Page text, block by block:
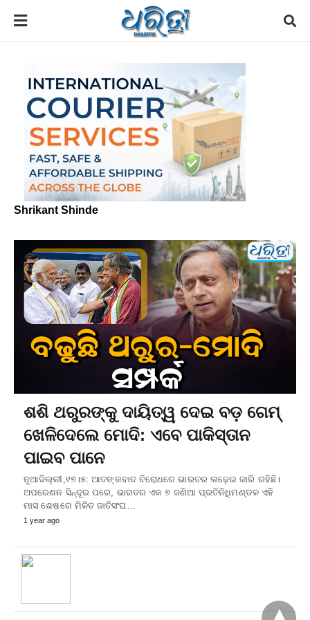
Shrikant Shinde
ଶଶି ଥରୁରଙ୍କୁ ଦାୟିତ୍ୱ ଦେଇ ବଡ଼ ଗେମ୍‌
ଖେଳିଦେଲେ ମୋଦି: ଏବେ ପାକିସ୍ତାନ
ପାଇବ ପାନେ
ନୂଆଦିଲ୍ଲୀ,୧୭।୫: ଆତଙ୍କବାଦ ବିରୋଧରେ ଭାରତର ଲଢ଼େଇ ଜାରି ରହିଛି।
ଅପରେଶନ ସିନ୍ଦୂର ପରେ, ଭାରତର ଏକ ୭ ଜଣିଆ ପ୍ରତିନିଧିମଣ୍ଡଳ ଏହି
ମାସ ଶେଷରେ ମିଳିତ ଜାତିସଂଘ…
1 year ago